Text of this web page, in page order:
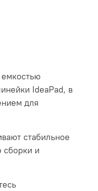
IdeaPad, в
для
стабильное
сборки и